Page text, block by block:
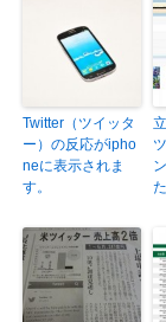
Twitter（ツイッタ
ー）の反応がipho
neに表示されま
す。